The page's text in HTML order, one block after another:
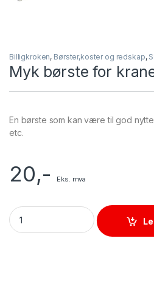
Billigkroken, Børster,koster og redskap,
Myk børste for
En børste som kan være til god
etc.
20,- Eks. mva
Myk børste for kraner og slanger